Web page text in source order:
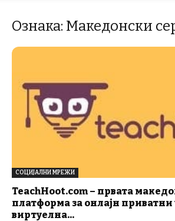
Ознака: Македонски
СОЦИЈАЛНИ МРЕЖИ
TeachHoot.com – првата
платформа за онлајн приватни
виртуелна...